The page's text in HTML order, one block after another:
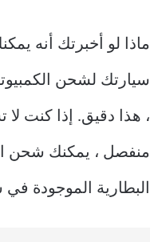
ماذا لو أخبرتك أنه
سيارتك لشحن
، هذا دقيق. إذا كنت
منفصل ، يمكنك شحن
البطارية الموجودة في